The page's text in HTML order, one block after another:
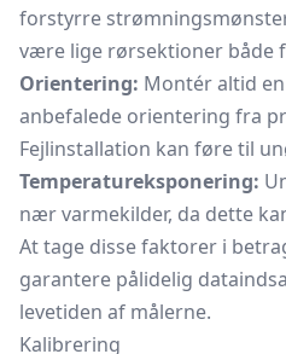
forstyrre
være lige rørsektioner både
Orientering: Montér altid
anbefalede orientering fra
Fejlinstallation kan føre til
Temperatureksponering:
nær varmekilder, da dette
At tage disse faktorer i
garantere pålidelig
levetiden af målerne.
Kalibrering